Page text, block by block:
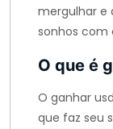
mergulhar e
sonhos com
O que é
O ganhar
que faz seu